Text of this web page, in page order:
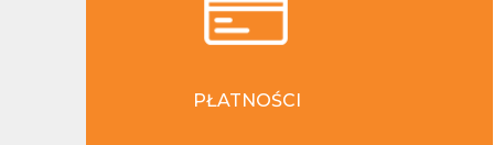
PŁATNOŚCI